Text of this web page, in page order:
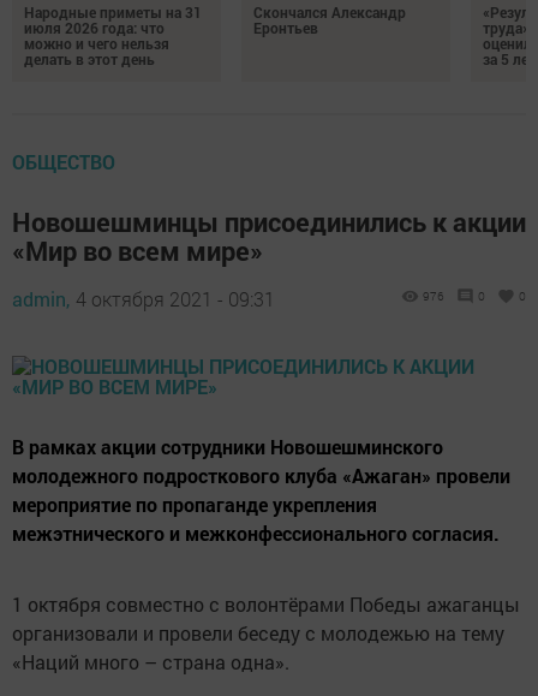
Народные приметы на 31
июля 2026 года: что
можно и чего нельзя
делать в этот день
Скончался Александр
Еронтьев
за 5 лет
ОБЩЕСТВО
Новошешминцы присоединились к акции
«Мир во всем мире»
admin, 4 октября 2021 - 09:31 976 0 0
В рамках акции сотрудники Новошешминского
молодежного подросткового клуба «Ажаган» провели
мероприятие по пропаганде укрепления
межэтнического и межконфессионального согласия.
1 октября совместно с волонтёрами Победы ажаганцы
организовали и провели беседу с молодежью на тему
«Наций много – страна одна».